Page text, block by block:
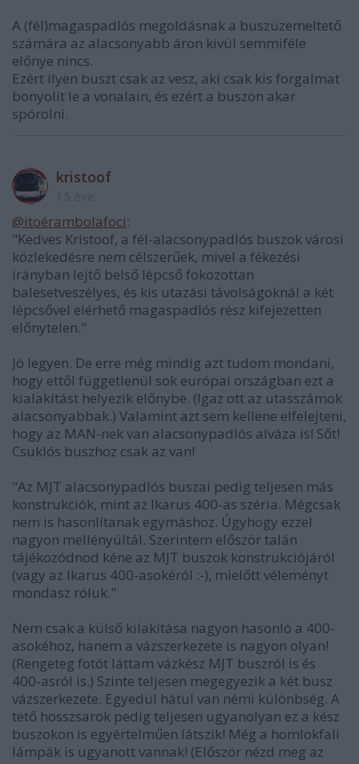
A (fél)magaspadlós megoldásnak a buszüzemeltető
számára az alacsonyabb áron kívül semmiféle
előnye nincs.
Ezért ilyen buszt csak az vesz, aki csak kis forgalmat
bonyolít le a vonalain, és ezért a buszon akar
spórolni.
kristoof
@itoérambolafoci:
"Kedves Kristoof, a fél-alacsonypadlós buszok városi
közlekedésre nem célszerűek, mivel a fékezési
irányban lejtő belső lépcső fokozottan
balesetveszélyes, és kis utazási távolságoknál a két
lépcsővel elérhető magaspadlós rész kifejezetten
előnytelen."
Jó legyen. De erre még mindig azt tudom mondani,
hogy ettől függetlenül sok európai országban ezt a
kialakítást helyezik előnybe. (Igaz ott az utasszámok
alacsonyabbak.) Valamint azt sem kellene elfelejteni,
hogy az MAN-nek van alacsonypadlós alváza is! Sőt!
Csuklós buszhoz csak az van!
"Az MJT alacsonypadlós buszai pedig teljesen más
konstrukciók, mint az Ikarus 400-as széria. Mégcsak
nem is hasonlítanak egymáshoz. Úgyhogy ezzel
nagyon mellényúltál. Szerintem először talán
tájékozódnod kéne az MJT buszok konstrukciójáról
(vagy az Ikarus 400-asokéról :-), mielőtt véleményt
mondasz róluk."
Nem csak a külső kilakítása nagyon hasonló a 400-
asokéhoz, hanem a vázszerkezete is nagyon olyan!
(Rengeteg fotót láttam vázkész MJT buszról is és
400-asról is.) Szinte teljesen megegyezik a két busz
vázszerkezete. Egyedül hátul van némi különbség. A
tető hosszsarok pedig teljesen ugyanolyan ez a kész
buszokon is egyértelműen látszik! Még a homlokfali
lámpák is ugyanott vannak! (Először nézd meg az